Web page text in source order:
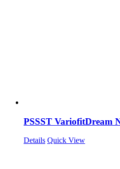
PSSST VariofitDream
Details Quick View